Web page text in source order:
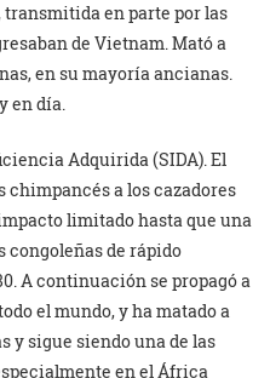
en parte por las
de Vietnam. Mató a
en su mayoría ancianas.
en día.
Adquirida (SIDA). El
chimpancés a los cazadores
limitado hasta que una
congoleñas de rápido
A continuación se propagó a
el mundo, y ha matado a
y sigue siendo una de las
en el África